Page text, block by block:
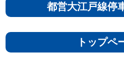
都営大江戸線停
トップペ